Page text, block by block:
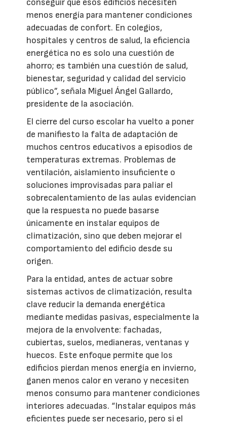
menos energía para mantener condiciones
adecuadas de confort. En colegios,
hospitales y centros de salud, la eficiencia
energética no es solo una cuestión de
ahorro; es también una cuestión de salud,
bienestar, seguridad y calidad del servicio
público”, señala Miguel Ángel Gallardo,
presidente de la asociación.
El cierre del curso escolar ha vuelto a poner
de manifiesto la falta de adaptación de
muchos centros educativos a episodios de
temperaturas extremas. Problemas de
ventilación, aislamiento insuficiente o
soluciones improvisadas para paliar el
sobrecalentamiento de las aulas evidencian
que la respuesta no puede basarse
únicamente en instalar equipos de
climatización, sino que deben mejorar el
comportamiento del edificio desde su
origen.
Para la entidad, antes de actuar sobre
sistemas activos de climatización, resulta
clave reducir la demanda energética
mediante medidas pasivas, especialmente la
mejora de la envolvente: fachadas,
cubiertas, suelos, medianeras, ventanas y
huecos. Este enfoque permite que los
edificios pierdan menos energía en invierno,
ganen menos calor en verano y necesiten
menos consumo para mantener condiciones
interiores adecuadas. “Instalar equipos más
eficientes puede ser necesario, pero si el